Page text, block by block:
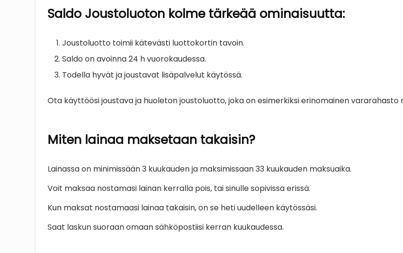
Saldo Joustoluoton kolme tärkeää ominaisuutta:
Joustoluotto toimii kätevästi luottokortin tavoin.
Saldo on avoinna 24 h vuorokaudessa.
Todella hyvät ja joustavat lisäpalvelut käytössä.
Ota käyttöösi joustava ja huoleton joustoluotto, joka on esimerkiksi erinomainen
Miten lainaa maksetaan takaisin?
Lainassa on minimissään 3 kuukauden ja maksimissaan 33 kuukauden maksuaika.
Voit maksaa nostamasi lainan kerralla pois, tai sinulle sopivissa erissä.
Kun maksat nostamaasi lainaa takaisin, on se heti uudelleen käytössäsi.
Saat laskun suoraan omaan sähköpostiisi kerran kuukaudessa.